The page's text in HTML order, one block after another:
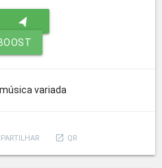
navigation
variada
launch QR